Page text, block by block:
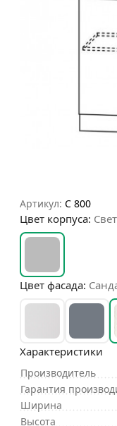
Артикул: С 800
Цвет корпуса:
Цвет фасада:
Характеристики
Производитель
Гарантия
Ширина
Высота